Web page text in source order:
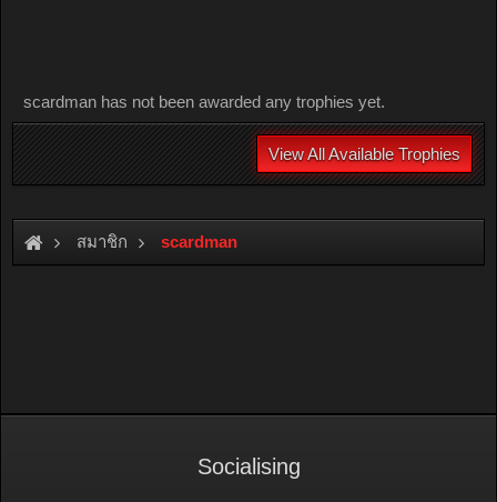
scardman has not been awarded any trophies yet.
View All Available Trophies
สมาชิก scardman
Socialising